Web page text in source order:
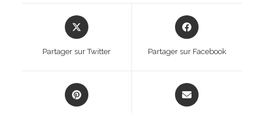
Opens
in
new
Partager sur Twitter
Opens
in
Partager sur Facebook
Opens
in
Opens
in